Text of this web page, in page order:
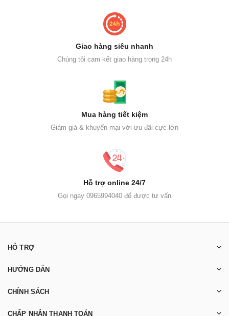
Giao hàng siêu nhanh
Chúng tôi cam kết giao hàng trong 24h
Mua hàng tiết kiệm
Giảm giá & khuyến mại với ưu đãi cực lớn
Hỗ trợ online 24/7
Gọi ngay 0965994040 để được tư vấn
HỖ TRỢ
HƯỚNG DẪN
CHÍNH SÁCH
CHẤP NHẬN THANH TOÁN